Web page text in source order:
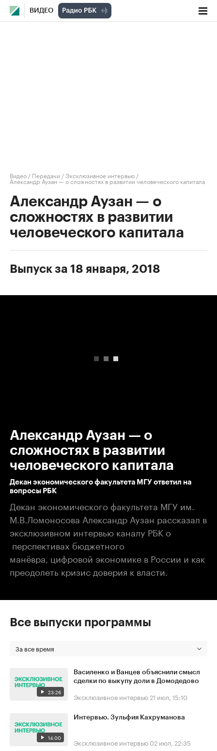
ВИДЕО
Видео / Передачи /Эксклюзивное интервью /
Александр Аузан — о сложностях в развитии человеческого капитала
Александр Аузан — о
сложностях в развитии
человеческого капитала
Выпуск за 18 января, 2018
Александр Аузан — о
сложностях в развитии
человеческого капитала
Декан экономического факультета МГУ ответил на
вопросы РБК
Декан экономического факультета МГУ им.
М.В.Ломоносова Александр Аузан рассказал в
эксклюзивном интервью каналу РБК о​
перспективах бюджетного
манёвра, цифровой экономике в России​ и как
преодолеть кризис доверия к власти.
Все выпуски программы
За все время
23:26
Василенко и Ванцев объяснили смысл
сделки по выкупу доли в Домодедово
Эксклюзивное интервью 21 июл, 15:10
14:00
Интервью. Зульфия Кахруманова
Эксклюзивное интервью 02 июл, 22:35